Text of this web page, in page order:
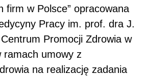
firm w Polsce” opracowana
Pracy im. prof. dra J.
Promocji Zdrowia w
ramach umowy z
na realizację zadania